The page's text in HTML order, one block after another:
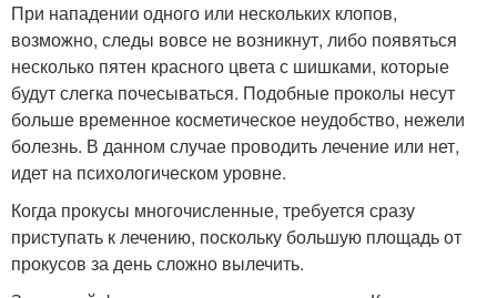
При нападении одного или нескольких клопов,
возможно, следы вовсе не возникнут, либо появяться
несколько пятен красного цвета с шишками, которые
будут слегка почесываться. Подобные проколы несут
больше временное косметическое неудобство, нежели
болезнь. В данном случае проводить лечение или нет,
идет на психологическом уровне.
Когда прокусы многочисленные, требуется сразу
приступать к лечению, поскольку большую площадь от
прокусов за день сложно вылечить.